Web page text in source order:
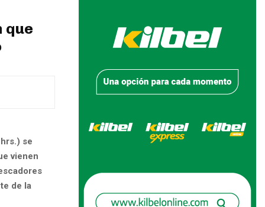
que
se
vienen
de la